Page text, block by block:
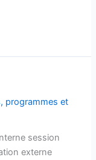
programmes et
session
externe